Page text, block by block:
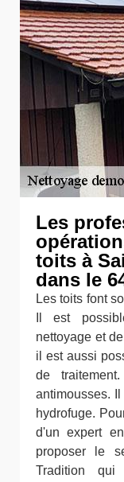
Les
toits à
dans le
Les toits font
Il est
nettoyage et
il est aussi
de
antimousses.
hydrofuge.
d'un expert
proposer le
Tradition qui